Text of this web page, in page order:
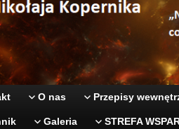
O nas Przepisy
Galeria STREFA